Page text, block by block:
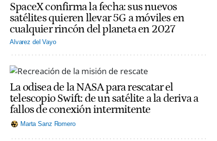
SpaceX confirma la fecha: sus nuevos
satélites quieren llevar 5G a móviles en
cualquier rincón del planeta en 2027
Alvarez del Vayo
La odisea de la NASA para rescatar el
telescopio Swift: de un satélite a la deriva a
fallos de conexión intermitente
Marta Sanz Romero